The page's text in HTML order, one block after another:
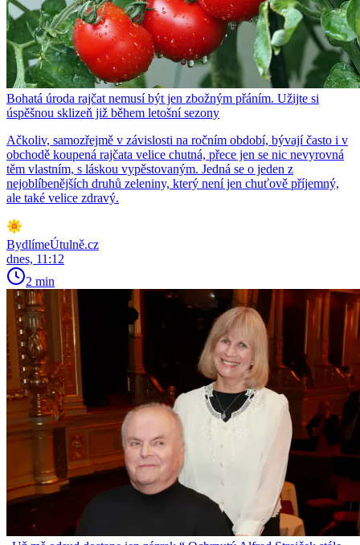
Bohatá úroda rajčat nemusí být jen zbožným přáním. Užijte si
úspěšnou sklizeň již během letošní sezony
Ačkoliv, samozřejmě v závislosti na ročním období, bývají často i v
obchodě koupená rajčata velice chutná, přece jen se nic nevyrovná
těm vlastním, s láskou vypěstovaným. Jedná se o jeden z
nejoblíbenějších druhů zeleniny, který není jen chuťově příjemný,
ale také velice zdravý.
BydlímeÚtulně.cz
dnes, 11:12
2 min